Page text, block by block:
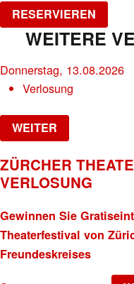
RESERVIEREN
WEITERE
Donnerstag, 13.08.2026
Verlosung
WEITER
ZÜRCHER
VERLOSUNG
Gewinnen Sie
Theaterfestival von
Freundeskreises